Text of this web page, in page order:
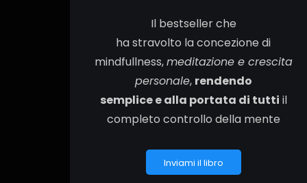
Il bestseller che
ha stravolto la concezione di
mindfullness,meditazione e crescita
personale, rendendo
semplice e alla portata di tutti il
completo controllo della mente
Inviami il libro